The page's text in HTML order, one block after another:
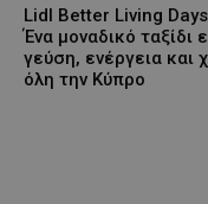
Lidl Better Living
Ένα μοναδικό ταξίδι
γεύση, ενέργεια και
όλη την Κύπρο